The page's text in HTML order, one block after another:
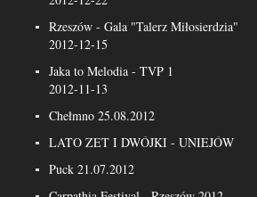
Rzeszów - Gala "Talerz Miłosierdzia"
2012-12-15
Jaka to Melodia - TVP 1
2012-11-13
Chełmno 25.08.2012
LATO ZET I DWÓJKI - UNIEJÓW
Puck 21.07.2012